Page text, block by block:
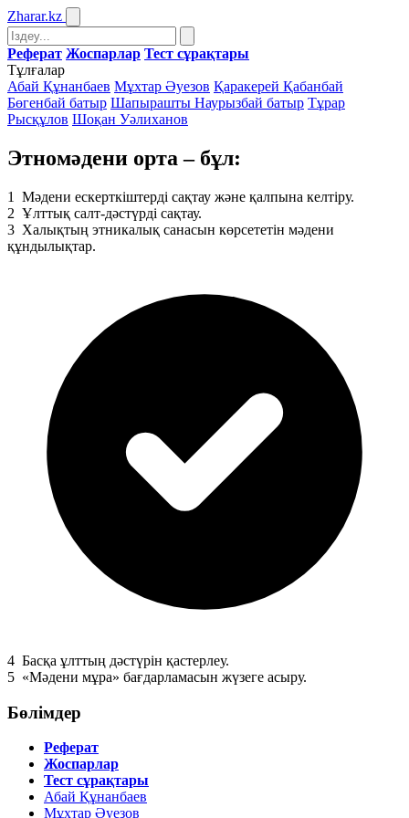
Zharar.kz
Реферат Жоспарлар Тест сұрақтары
Тұлғалар
Абай Құнанбаев Мұхтар Әуезов Қаракерей Қабанбай
Бөгенбай батыр Шапырашты Наурызбай батыр Тұрар
Рысқұлов Шоқан Уәлиханов
Этномәдени орта – бұл:
1
Мәдени ескерткіштерді сақтау және қалпына келтіру.
2 Ұлттық салт-дәстүрді сақтау.
3 Халықтың этникалық санасын көрсететін мәдени
құндылықтар.
4 Басқа ұлттың дәстүрін қастерлеу.
5 «Мәдени мұра» бағдарламасын жүзеге асыру.
Бөлімдер
Реферат
Жоспарлар
Тест сұрақтары
Абай Құнанбаев
Мұхтар Әуезов